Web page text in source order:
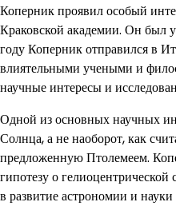
Коперник проявил особый
Краковской академии. Он был
году Коперник отправился в
влиятельными учеными и
научные интересы и
Одной из основных научных
Солнца, а не наоборот, как
предложенную Птолемеем.
гипотезу о
в развитие астрономии и